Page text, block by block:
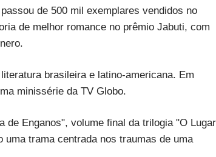
de 500 mil exemplares vendidos no
de melhor romance no prêmio Jabuti, com
brasileira e latino-americana. Em
minissérie da TV Globo.
de Enganos", volume final da trilogia "O Lugar
trama centrada nos traumas de uma